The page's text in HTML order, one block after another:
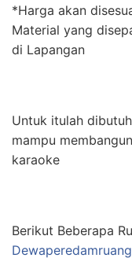
*Harga akan
Material yang
di Lapangan
Untuk itulah
mampu
karaoke
Berikut Beberapa